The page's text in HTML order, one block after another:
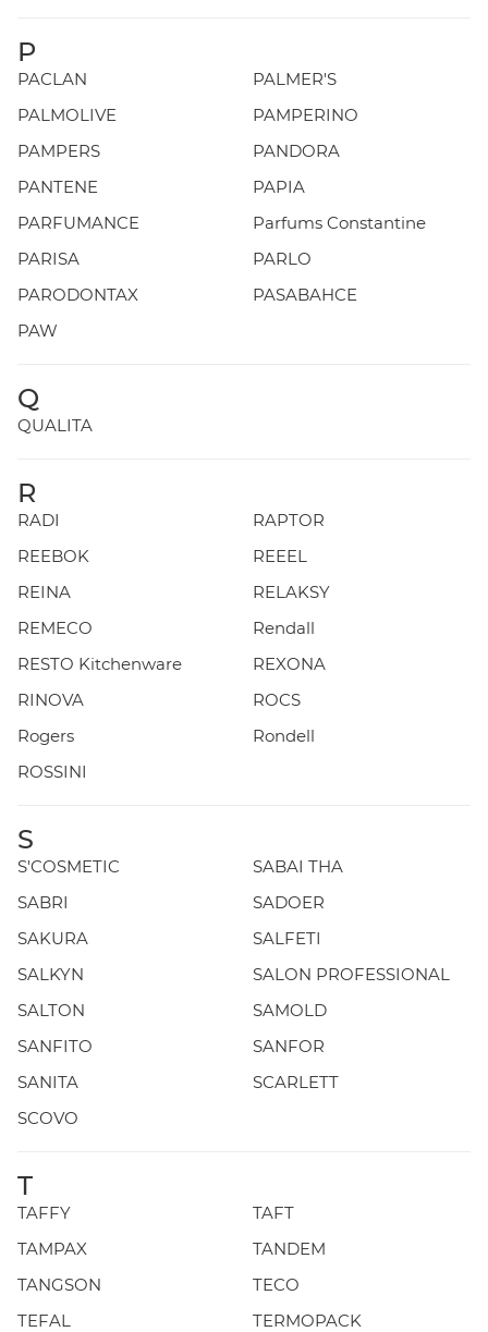
P
PACLAN
PALMER'S
PALMOLIVE
PAMPERINO
PAMPERS
PANDORA
PANTENE
PAPIA
PARFUMANCE
Parfums Constantine
PARISA
PARLO
PARODONTAX
PASABAHCE
PAW
Q
QUALITA
R
RADI
RAPTOR
REEBOK
REEEL
REINA
RELAKSY
REMECO
Rendall
RESTO Kitchenware
REXONA
RINOVA
ROCS
Rogers
Rondell
ROSSINI
S
S'COSMETIC
SABAI THA
SABRI
SADOER
SAKURA
SALFETI
SALKYN
SALON PROFESSIONAL
SALTON
SAMOLD
SANFITO
SANFOR
SANITA
SCARLETT
SCOVO
T
TAFFY
TAFT
TAMPAX
TANDEM
TANGSON
TECO
TEFAL
TERMOPACK